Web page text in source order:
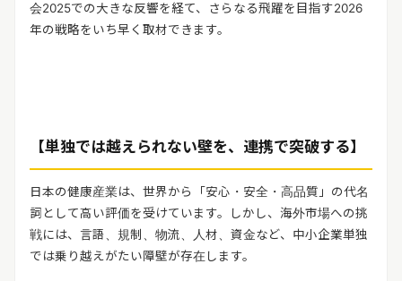
会2025での大きな反響を経て、さらなる飛躍を目指す2026
年の戦略をいち早く取材できます。
【単独では越えられない壁を、連携で突破する】
日本の健康産業は、世界から「安心・安全・高品質」の代名
詞として高い評価を受けています。しかし、海外市場への挑
戦には、言語、規制、物流、人材、資金など、中小企業単独
では乗り越えがたい障壁が存在します。